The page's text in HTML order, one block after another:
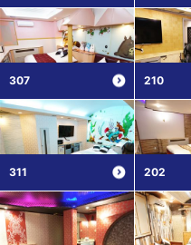
307 210
311 202